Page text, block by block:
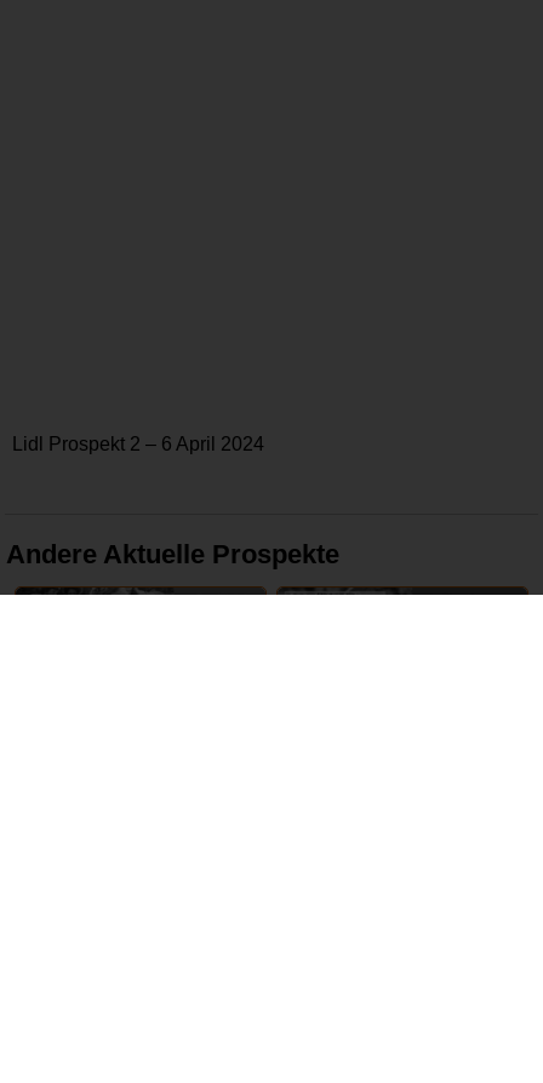
Lidl Prospekt 2 – 6 April 2024
Andere Aktuelle Prospekte